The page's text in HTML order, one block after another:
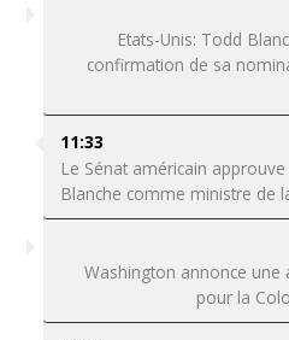
Etats-Unis: Todd
confirmation de sa
11:33
Le Sénat américain
Blanche comme ministre de
Washington annonce
pour la